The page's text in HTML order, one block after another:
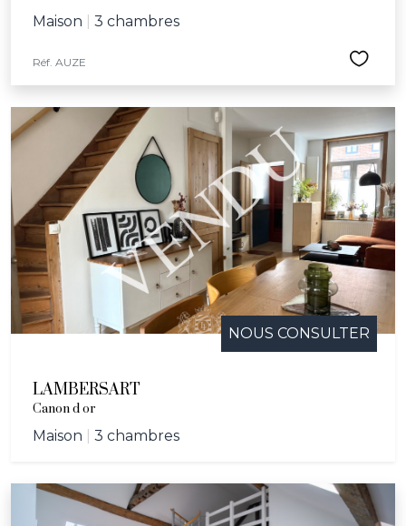
Maison 3 chambres
Réf. AUZE
NOUS CONSULTER
LAMBERSART
Canon d or
Maison 3 chambres